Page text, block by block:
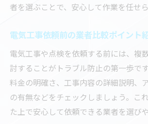
者を選ぶことで、安心して作業を任せら
電気工事依頼前の業者比較ポイント
電気工事や点検を依頼する前には、複
討することがトラブル防止の第一歩です
料金の明確さ、工事内容の詳細説明、
の有無などをチェックしましょう。こ
た上で安心して依頼できる業者を選び